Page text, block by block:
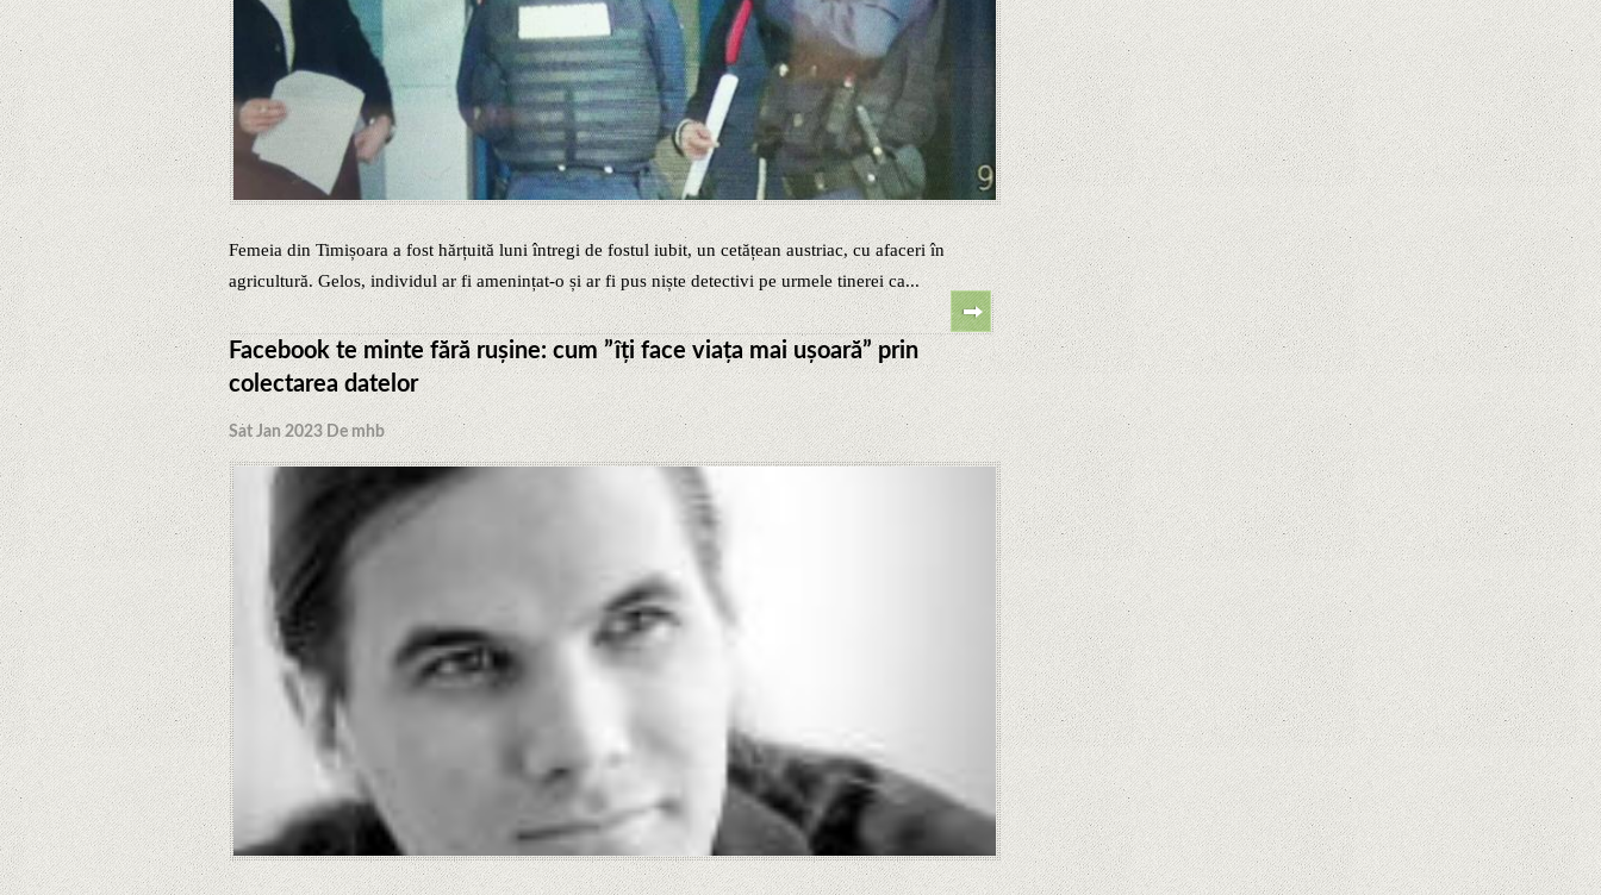
Femeia din Timișoara a fost hărțuită luni întregi de fostul iubit, un cetățean austriac, cu afaceri în
agricultură. Gelos, individul ar fi amenințat-o și ar fi pus niște detectivi pe urmele tinerei ca...
Facebook te minte fără rușine: cum ”îți face viața mai ușoară” prin
colectarea datelor
Sat Jan 2023 De mhb